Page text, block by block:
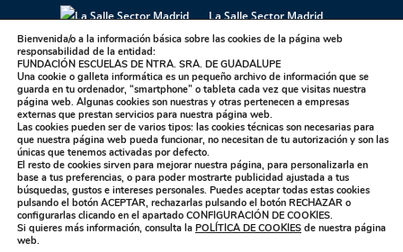
La Salle Sector Madrid
La Salle Antúnez
La Salle Arucas
La Salle Centro Universitario
La Salle Corral
La Salle Griñón
La Salle Institución
La Salle La Laguna
La Salle La Paloma
La Salle Maravillas
La Salle Plasencia
La Salle Sagrado Corazón
La Salle San Ildefonso
La Salle San Rafael
La Salle Talavera
La Salle Valdemorillo
Designed by showin -Política de Privacidad|
Bienvenida/o a la información básica sobre las cookies de la página web
responsabilidad de la entidad:
FUNDACIÓN ESCUELAS DE NTRA. SRA. DE GUADALUPE
Una cookie o galleta informática es un pequeño archivo de información que se
guarda en tu ordenador, “smartphone” o tableta cada vez que visitas nuestra
página web. Algunas cookies son nuestras y otras pertenecen a empresas
externas que prestan servicios para nuestra página web.
Las cookies pueden ser de varios tipos: las cookies técnicas son necesarias para
que nuestra página web pueda funcionar, no necesitan de tu autorización y son las
únicas que tenemos activadas por defecto.
El resto de cookies sirven para mejorar nuestra página, para personalizarla en
base a tus preferencias, o para poder mostrarte publicidad ajustada a tus
búsquedas, gustos e intereses personales. Puedes aceptar todas estas cookies
pulsando el botón ACEPTAR, rechazarlas pulsando el botón RECHAZAR o
configurarlas clicando en el apartado CONFIGURACIÓN DE COOKIES.
Si quieres más información, consulta la POLÍTICA DE COOKIES de nuestra página
web.